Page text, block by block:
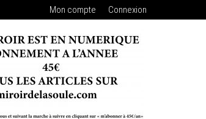
Mon compte Connexion